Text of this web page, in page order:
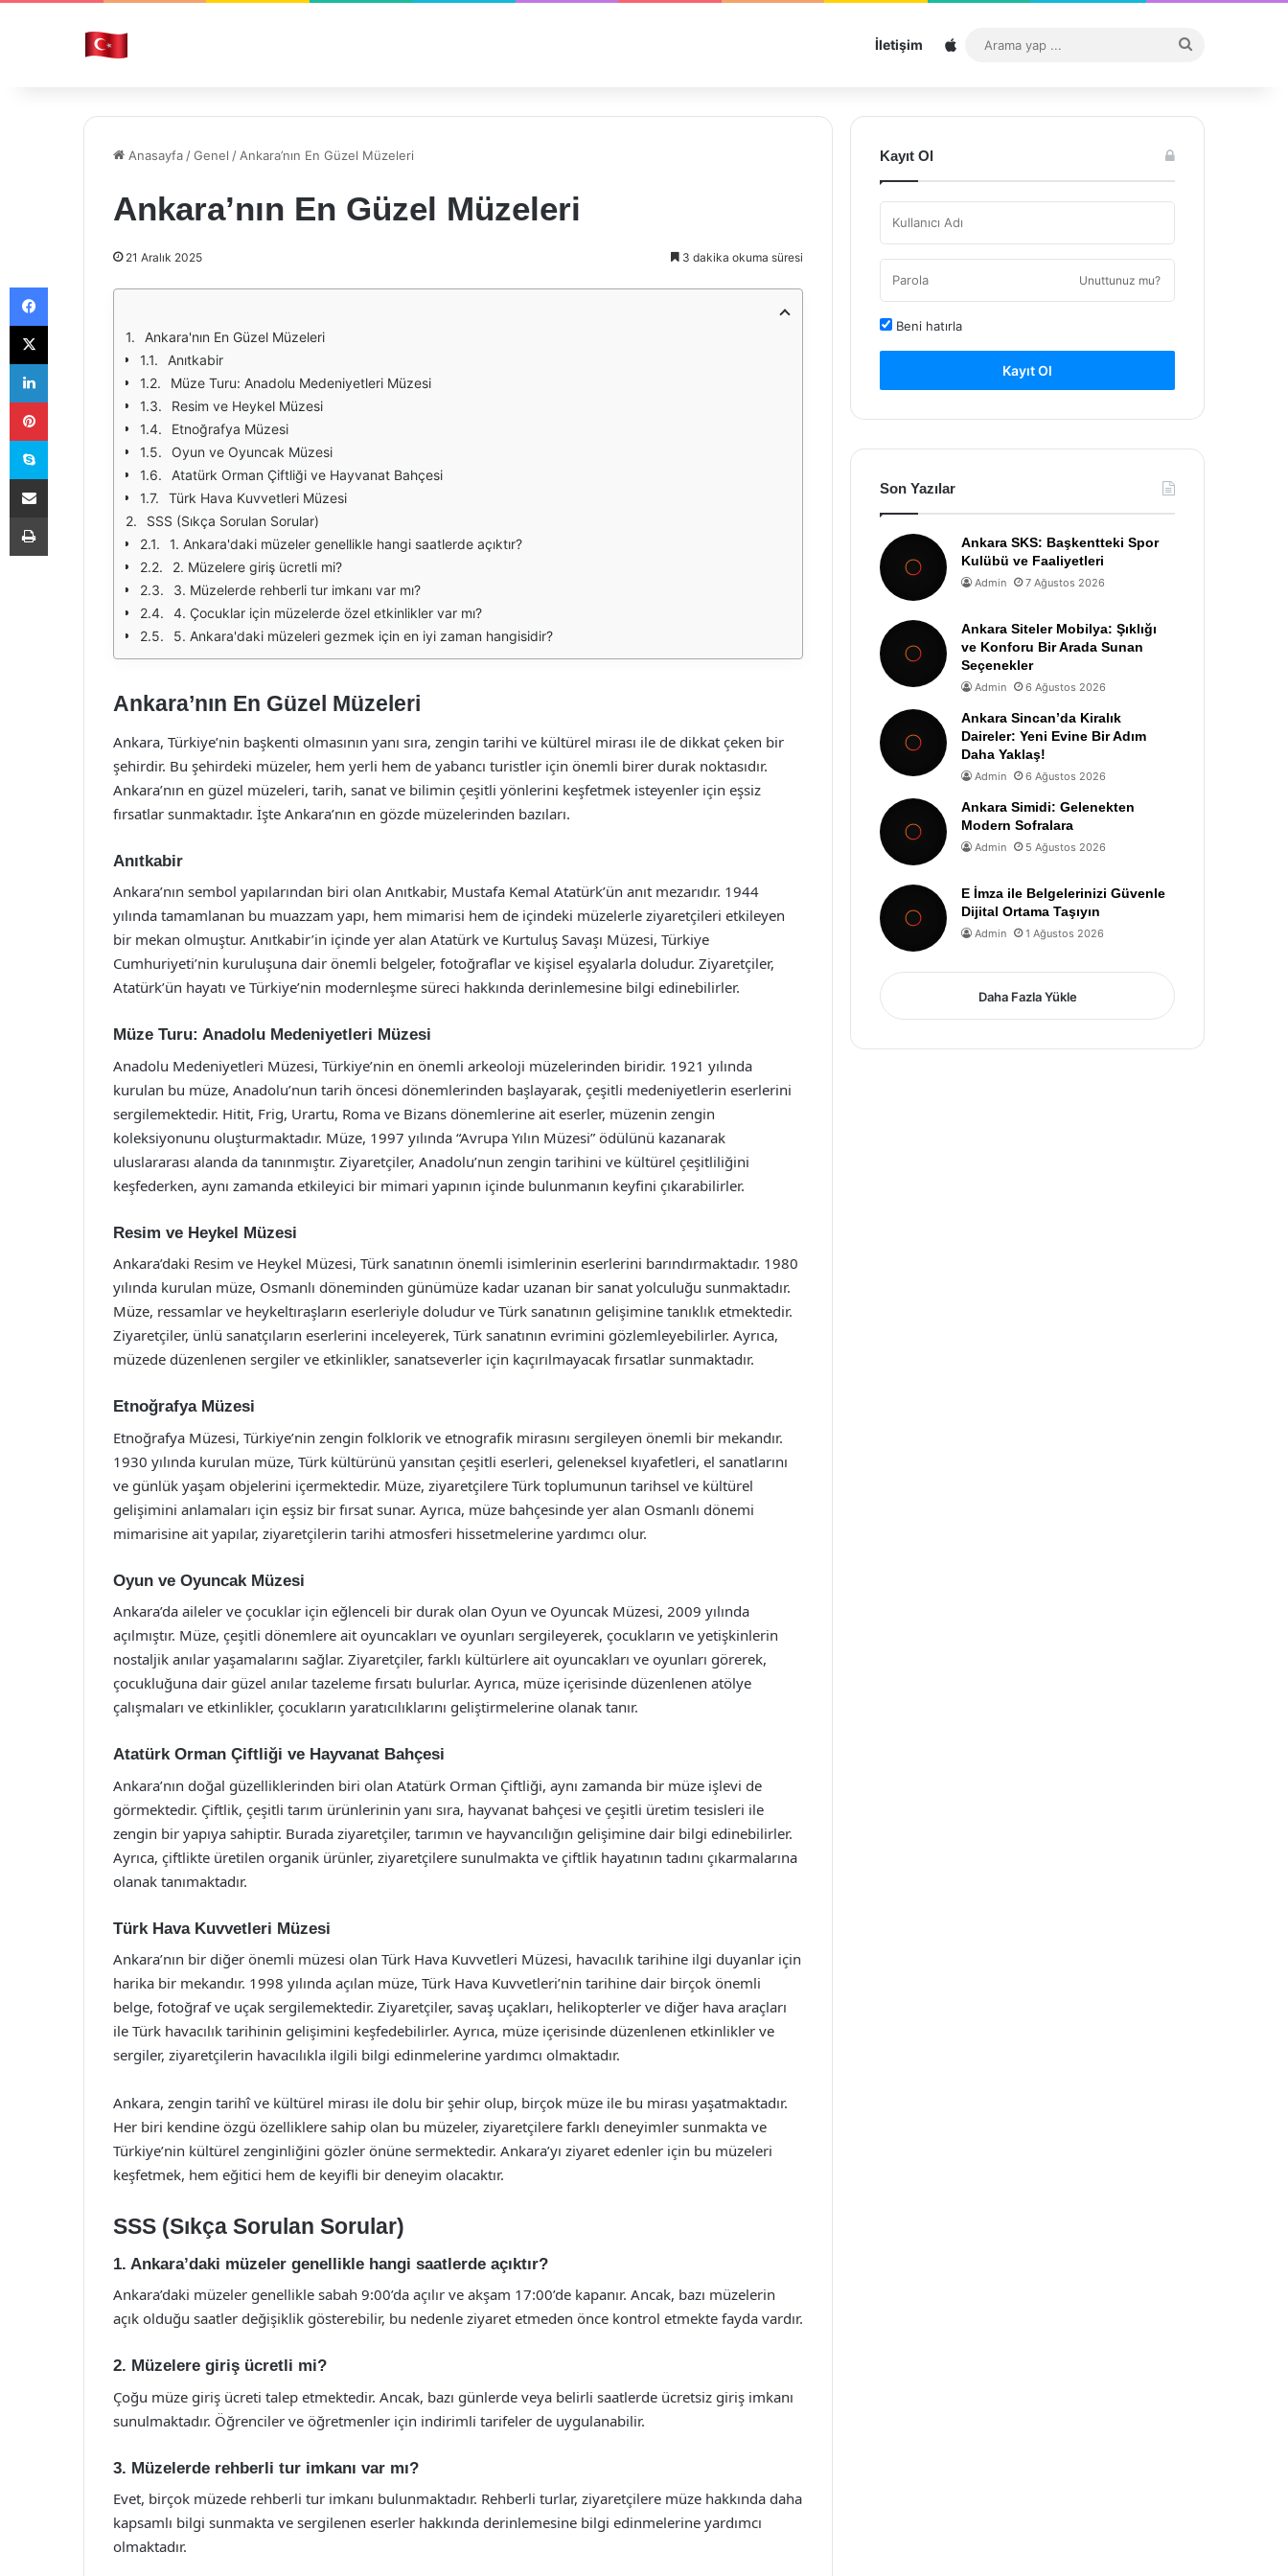
İletişim Sitemap
...
Anasayfa /Genel / Ankara’nın En Güzel Müzeleri
Ankara’nın En Güzel Müzeleri
21 Aralık 2025 3 dakika okuma süresi
Ankara'nın En Güzel Müzeleri
Anıtkabir
Müze Turu: Anadolu Medeniyetleri Müzesi
Resim ve Heykel Müzesi
Etnoğrafya Müzesi
Oyun ve Oyuncak Müzesi
Atatürk Orman Çiftliği ve Hayvanat Bahçesi
Türk Hava Kuvvetleri Müzesi
SSS (Sıkça Sorulan Sorular)
1. Ankara'daki müzeler genellikle hangi saatlerde açıktır?
2. Müzelere giriş ücretli mi?
3. Müzelerde rehberli tur imkanı var mı?
4. Çocuklar için müzelerde özel etkinlikler var mı?
5. Ankara'daki müzeleri gezmek için en iyi zaman hangisidir?
Ankara’nın En Güzel Müzeleri
Ankara, Türkiye’nin başkenti olmasının yanı sıra, zengin tarihi ve kültürel mirası ile de dikkat çeken bir
şehirdir. Bu şehirdeki müzeler, hem yerli hem de yabancı turistler için önemli birer durak noktasıdır.
Ankara’nın en güzel müzeleri, tarih, sanat ve bilimin çeşitli yönlerini keşfetmek isteyenler için eşsiz
fırsatlar sunmaktadır. İşte Ankara’nın en gözde müzelerinden bazıları.
Anıtkabir
Ankara’nın sembol yapılarından biri olan Anıtkabir, Mustafa Kemal Atatürk’ün anıt mezarıdır. 1944
yılında tamamlanan bu muazzam yapı, hem mimarisi hem de içindeki müzelerle ziyaretçileri etkileyen
bir mekan olmuştur. Anıtkabir’in içinde yer alan Atatürk ve Kurtuluş Savaşı Müzesi, Türkiye
Cumhuriyeti’nin kuruluşuna dair önemli belgeler, fotoğraflar ve kişisel eşyalarla doludur. Ziyaretçiler,
Atatürk’ün hayatı ve Türkiye’nin modernleşme süreci hakkında derinlemesine bilgi edinebilirler.
Müze Turu: Anadolu Medeniyetleri Müzesi
Anadolu Medeniyetleri Müzesi, Türkiye’nin en önemli arkeoloji müzelerinden biridir. 1921 yılında
kurulan bu müze, Anadolu’nun tarih öncesi dönemlerinden başlayarak, çeşitli medeniyetlerin eserlerini
sergilemektedir. Hitit, Frig, Urartu, Roma ve Bizans dönemlerine ait eserler, müzenin zengin
koleksiyonunu oluşturmaktadır. Müze, 1997 yılında “Avrupa Yılın Müzesi” ödülünü kazanarak
uluslararası alanda da tanınmıştır. Ziyaretçiler, Anadolu’nun zengin tarihini ve kültürel çeşitliliğini
keşfederken, aynı zamanda etkileyici bir mimari yapının içinde bulunmanın keyfini çıkarabilirler.
Resim ve Heykel Müzesi
Ankara’daki Resim ve Heykel Müzesi, Türk sanatının önemli isimlerinin eserlerini barındırmaktadır. 1980
yılında kurulan müze, Osmanlı döneminden günümüze kadar uzanan bir sanat yolculuğu sunmaktadır.
Müze, ressamlar ve heykeltıraşların eserleriyle doludur ve Türk sanatının gelişimine tanıklık etmektedir.
Ziyaretçiler, ünlü sanatçıların eserlerini inceleyerek, Türk sanatının evrimini gözlemleyebilirler. Ayrıca,
müzede düzenlenen sergiler ve etkinlikler, sanatseverler için kaçırılmayacak fırsatlar sunmaktadır.
Etnoğrafya Müzesi
Etnoğrafya Müzesi, Türkiye’nin zengin folklorik ve etnografik mirasını sergileyen önemli bir mekandır.
1930 yılında kurulan müze, Türk kültürünü yansıtan çeşitli eserleri, geleneksel kıyafetleri, el sanatlarını
ve günlük yaşam objelerini içermektedir. Müze, ziyaretçilere Türk toplumunun tarihsel ve kültürel
gelişimini anlamaları için eşsiz bir fırsat sunar. Ayrıca, müze bahçesinde yer alan Osmanlı dönemi
mimarisine ait yapılar, ziyaretçilerin tarihi atmosferi hissetmelerine yardımcı olur.
Oyun ve Oyuncak Müzesi
Ankara’da aileler ve çocuklar için eğlenceli bir durak olan Oyun ve Oyuncak Müzesi, 2009 yılında
açılmıştır. Müze, çeşitli dönemlere ait oyuncakları ve oyunları sergileyerek, çocukların ve yetişkinlerin
nostaljik anılar yaşamalarını sağlar. Ziyaretçiler, farklı kültürlere ait oyuncakları ve oyunları görerek,
çocukluğuna dair güzel anılar tazeleme fırsatı bulurlar. Ayrıca, müze içerisinde düzenlenen atölye
çalışmaları ve etkinlikler, çocukların yaratıcılıklarını geliştirmelerine olanak tanır.
Atatürk Orman Çiftliği ve Hayvanat Bahçesi
Ankara’nın doğal güzelliklerinden biri olan Atatürk Orman Çiftliği, aynı zamanda bir müze işlevi de
görmektedir. Çiftlik, çeşitli tarım ürünlerinin yanı sıra, hayvanat bahçesi ve çeşitli üretim tesisleri ile
zengin bir yapıya sahiptir. Burada ziyaretçiler, tarımın ve hayvancılığın gelişimine dair bilgi edinebilirler.
Ayrıca, çiftlikte üretilen organik ürünler, ziyaretçilere sunulmakta ve çiftlik hayatının tadını çıkarmalarına
olanak tanımaktadır.
Türk Hava Kuvvetleri Müzesi
Ankara’nın bir diğer önemli müzesi olan Türk Hava Kuvvetleri Müzesi, havacılık tarihine ilgi duyanlar için
harika bir mekandır. 1998 yılında açılan müze, Türk Hava Kuvvetleri’nin tarihine dair birçok önemli
belge, fotoğraf ve uçak sergilemektedir. Ziyaretçiler, savaş uçakları, helikopterler ve diğer hava araçları
ile Türk havacılık tarihinin gelişimini keşfedebilirler. Ayrıca, müze içerisinde düzenlenen etkinlikler ve
sergiler, ziyaretçilerin havacılıkla ilgili bilgi edinmelerine yardımcı olmaktadır.
Ankara, zengin tarihî ve kültürel mirası ile dolu bir şehir olup, birçok müze ile bu mirası yaşatmaktadır.
Her biri kendine özgü özelliklere sahip olan bu müzeler, ziyaretçilere farklı deneyimler sunmakta ve
Türkiye’nin kültürel zenginliğini gözler önüne sermektedir. Ankara’yı ziyaret edenler için bu müzeleri
keşfetmek, hem eğitici hem de keyifli bir deneyim olacaktır.
SSS (Sıkça Sorulan Sorular)
1. Ankara’daki müzeler genellikle hangi saatlerde açıktır?
Ankara’daki müzeler genellikle sabah 9:00’da açılır ve akşam 17:00’de kapanır. Ancak, bazı müzelerin
açık olduğu saatler değişiklik gösterebilir, bu nedenle ziyaret etmeden önce kontrol etmekte fayda vardır.
2. Müzelere giriş ücretli mi?
Çoğu müze giriş ücreti talep etmektedir. Ancak, bazı günlerde veya belirli saatlerde ücretsiz giriş imkanı
sunulmaktadır. Öğrenciler ve öğretmenler için indirimli tarifeler de uygulanabilir.
3. Müzelerde rehberli tur imkanı var mı?
Evet, birçok müzede rehberli tur imkanı bulunmaktadır. Rehberli turlar, ziyaretçilere müze hakkında daha
kapsamlı bilgi sunmakta ve sergilenen eserler hakkında derinlemesine bilgi edinmelerine yardımcı
olmaktadır.
Kayıt Ol
Unuttunuz mu?
Beni hatırla
Kayıt Ol
Son Yazılar
Ankara SKS: Başkentteki Spor
Kulübü ve Faaliyetleri
Admin 7 Ağustos 2026
Ankara Siteler Mobilya: Şıklığı
ve Konforu Bir Arada Sunan
Seçenekler
Admin 6 Ağustos 2026
Ankara Sincan’da Kiralık
Daireler: Yeni Evine Bir Adım
Daha Yaklaş!
Admin 6 Ağustos 2026
Ankara Simidi: Gelenekten
Modern Sofralara
Admin 5 Ağustos 2026
E İmza ile Belgelerinizi Güvenle
Dijital Ortama Taşıyın
Admin 1 Ağustos 2026
Daha Fazla Yükle
Facebook
X
LinkedIn
Pinterest
Skype
E-Posta ile paylaş